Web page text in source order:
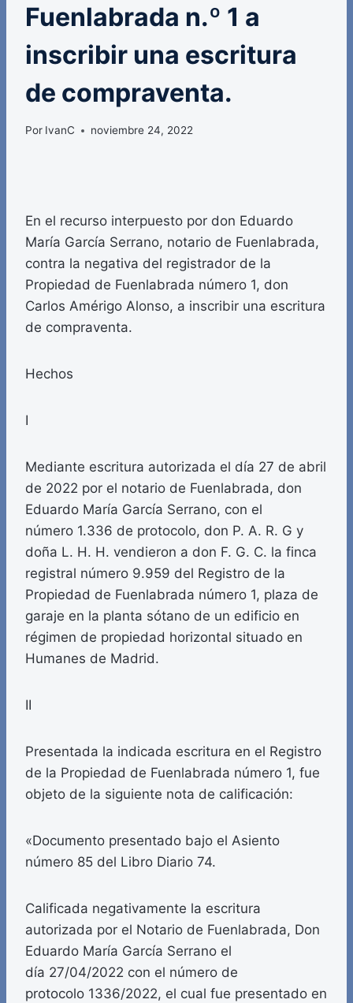
Fuenlabrada n.º 1 a
inscribir una escritura
de compraventa.
Por IvanC noviembre 24, 2022
En el recurso interpuesto por don Eduardo
María García Serrano, notario de Fuenlabrada,
contra la negativa del registrador de la
Propiedad de Fuenlabrada número 1, don
Carlos Amérigo Alonso, a inscribir una escritura
de compraventa.
Hechos
I
Mediante escritura autorizada el día 27 de abril
de 2022 por el notario de Fuenlabrada, don
Eduardo María García Serrano, con el
número 1.336 de protocolo, don P. A. R. G y
doña L. H. H. vendieron a don F. G. C. la finca
registral número 9.959 del Registro de la
Propiedad de Fuenlabrada número 1, plaza de
garaje en la planta sótano de un edificio en
régimen de propiedad horizontal situado en
Humanes de Madrid.
II
Presentada la indicada escritura en el Registro
de la Propiedad de Fuenlabrada número 1, fue
objeto de la siguiente nota de calificación:
«Documento presentado bajo el Asiento
número 85 del Libro Diario 74.
Calificada negativamente la escritura
autorizada por el Notario de Fuenlabrada, Don
Eduardo María García Serrano el
día 27/04/2022 con el número de
protocolo 1336/2022, el cual fue presentado en